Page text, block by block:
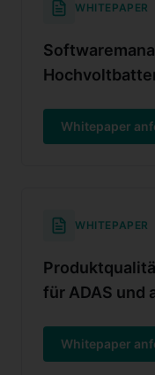
WHITEPAPER
Whitepaper
WHITEPAPER
für ADAS und
Whitepaper